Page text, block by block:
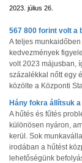
2023. július 26.
567 800 forint volt a
A teljes
kedvezmények
volt 2023 májusban,
százalékkal nőtt egy
közölte a Központi
Hány fokra állítsuk
A hűtés és fűtés
különösen nyáron,
kerül. Sok
irodában a hűtést
lehetőségünk